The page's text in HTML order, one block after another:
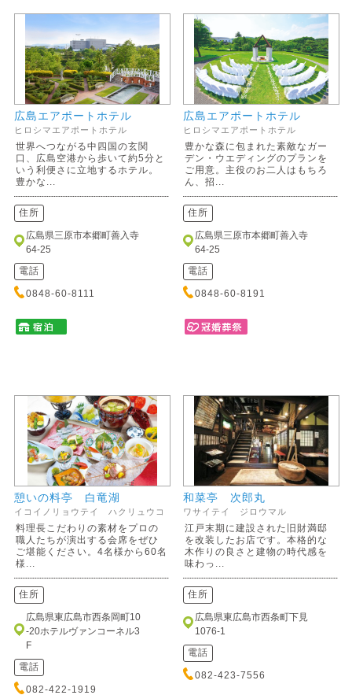
広島エアポートホテル
ヒロシマエアポートホテル
世界へつながる中四国の玄関
口、広島空港から歩いて約5分と
いう利便さに立地するホテル。
豊かな...
住所
広島県三原市本郷町善入寺
64-25
電話
0848-60-8111
広島エアポートホテル
ヒロシマエアポートホテル
豊かな森に包まれた素敵なガー
デン・ウエディングのプランを
ご用意。主役のお二人はもちろ
ん、招...
住所
広島県三原市本郷町善入寺
64-25
電話
0848-60-8191
憩いの料亭 白竜湖
イコイノリョウテイ ハクリュウコ
料理長こだわりの素材をプロの
職人たちが演出する会席をぜひ
ご堪能ください。4名様から60名
様...
住所
広島県東広島市西条岡町10
-20ホテルヴァンコーネル3
F
電話
082-422-1919
和菜亭 次郎丸
ワサイテイ ジロウマル
江戸末期に建設された旧財満邸
を改装したお店です。本格的な
木作りの良さと建物の時代感を
味わっ...
住所
広島県東広島市西条町下見
1076-1
電話
082-423-7556